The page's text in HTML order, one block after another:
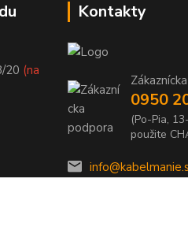
20 (na
Kontakty
0950
(Po-Pia,
použite